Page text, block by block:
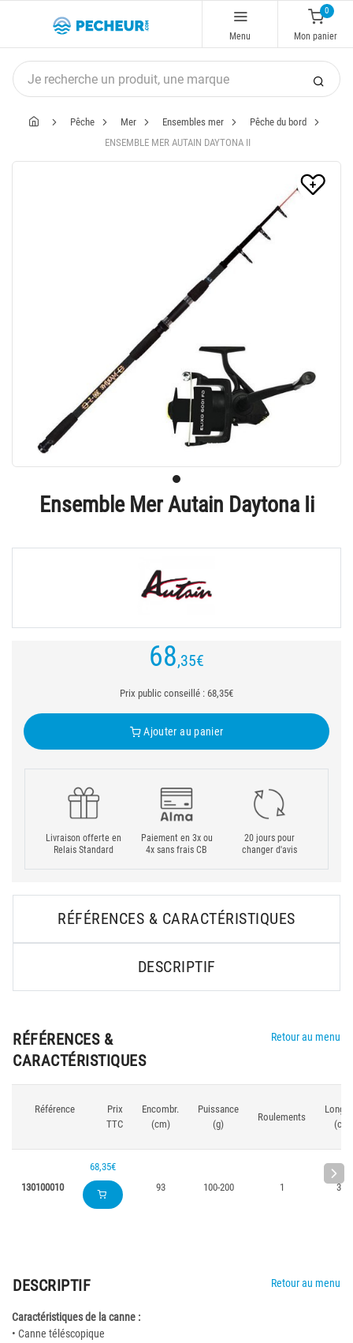
Menu
0
Mon panier
Pêche Mer Ensembles mer
Pêche du bord
ENSEMBLE MER AUTAIN DAYTONA II
Ensemble Mer Autain Daytona Ii
68,35€
Prix public conseillé : 68,35€
Ajouter au panier
Livraison offerte en
Relais Standard
Paiement en 3x ou
4x sans frais CB
20 jours pour
changer d'avis
RÉFÉRENCES & CARACTÉRISTIQUES
DESCRIPTIF
RÉFÉRENCES &
CARACTÉRISTIQUES
Retour au menu
Référence
Prix
TTC
Encombr.
(cm)
Puissance
(g)
Roulements
(cm)
130100010
68,35€
93
100-200 1 350
DESCRIPTIF Retour au menu
Caractéristiques de la canne :
• Canne téléscopique